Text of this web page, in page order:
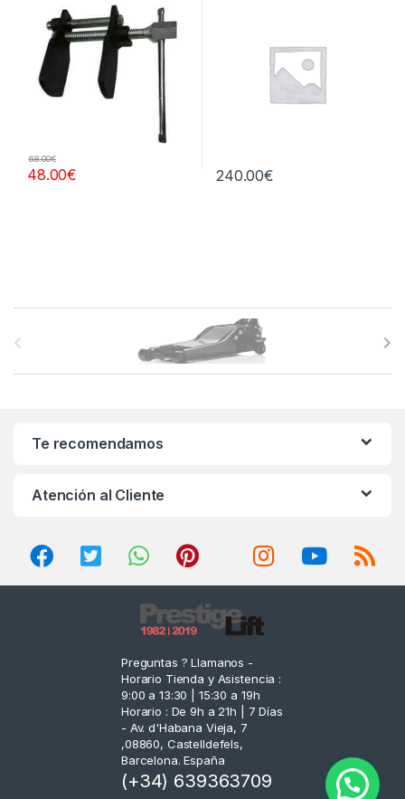
48.00€
68.00€
240.00€
Te recomendamos
Atención al Cliente
Preguntas ? Llamanos -
Horario Tienda y Asistencia :
9:00 a 13:30 | 15:30 a 19h
Horario : De 9h a 21h | 7 Días
- Av. d'Habana Vieja, 7
,08860, Castelldefels,
Barcelona. España
(+34) 639363709